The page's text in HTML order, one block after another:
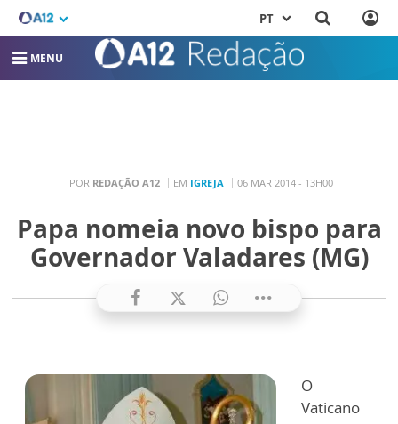
PT
MENU
POR REDAÇÃO A12 EM IGREJA 06 MAR 2014 - 13H00
Papa nomeia novo bispo para
Governador Valadares (MG)
O
Vaticano